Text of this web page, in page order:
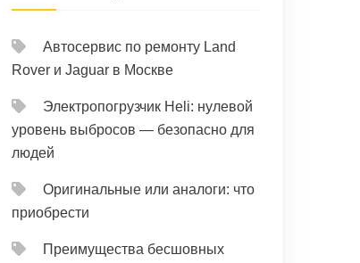
Автосервис по ремонту Land
Rover и Jaguar в Москве
Электропогрузчик Heli: нулевой
уровень выбросов — безопасно для
людей
Оригинальные или аналоги: что
приобрести
Преимущества бесшовных